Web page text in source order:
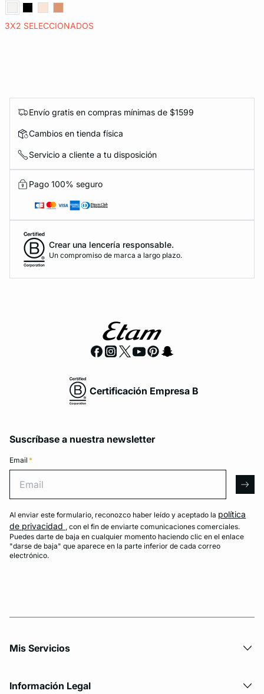
3X2 SELECCIONADOS
Envío gratis en compras mínimas de $1599
Cambios en tienda física
Servicio a cliente a tu disposición
Pago 100% seguro
Crear una lencería responsable.
Un compromiso de marca a largo plazo.
Certificación Empresa B
Suscríbase a nuestra newsletter
Email *
Al enviar este formulario, reconozco haber leído y aceptado la política
de privacidad , con el fin de enviarte comunicaciones comerciales.
Puedes darte de baja en cualquier momento haciendo clic en el enlace
"darse de baja" que aparece en la parte inferior de cada correo
electrónico.
Mis Servicios
Información Legal